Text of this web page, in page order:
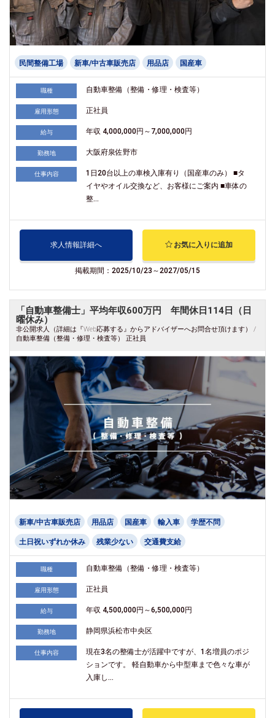
民間整備工場 新車/中古車販売店 用品店 国産車
職種 自動車整備（整備・修理・検査等）
雇用形態 正社員
給与 年収 4,000,000円～7,000,000円
勤務地 大阪府泉佐野市
仕事内容
1日20台以上の車検入庫有り（国産車のみ） ■タ
イヤやオイル交換など、お客様にご案内 ■車体の
整...
求人情報詳細へ お気に入りに追加
掲載期間：2025/10/23～2027/05/15
「自動車整備士」平均年収600万円 年間休日114日（日
曜休み）
非公開求人（詳細は『Web応募する』からアドバイザーへお問合せ頂けます） /
自動車整備（整備・修理・検査等） 正社員
新車/中古車販売店 用品店 国産車 輸入車 学歴不問
土日祝いずれか休み 残業少ない 交通費支給
職種 自動車整備（整備・修理・検査等）
雇用形態 正社員
給与 年収 4,500,000円～6,500,000円
勤務地 静岡県浜松市中央区
仕事内容
現在3名の整備士が活躍中ですが、1名増員のポジ
ションです。 軽自動車から中型車まで色々な車が
入庫し...